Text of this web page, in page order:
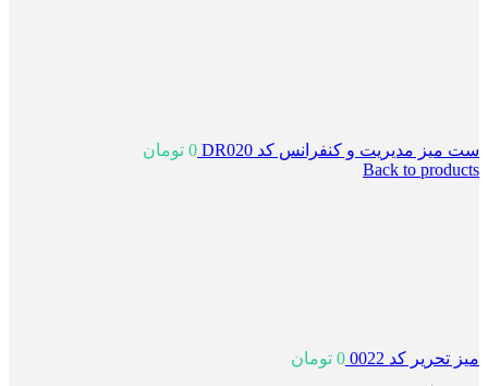
ست میز مدیریت و کنفرانس کد DR020 0 تومان
Back to products
میز تحریر کد 0022 0 تومان